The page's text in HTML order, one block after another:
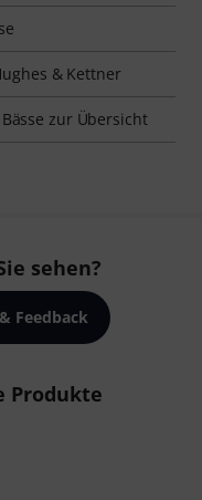
& Kettner
zur Übersicht
sehen?
Feedback
Produkte